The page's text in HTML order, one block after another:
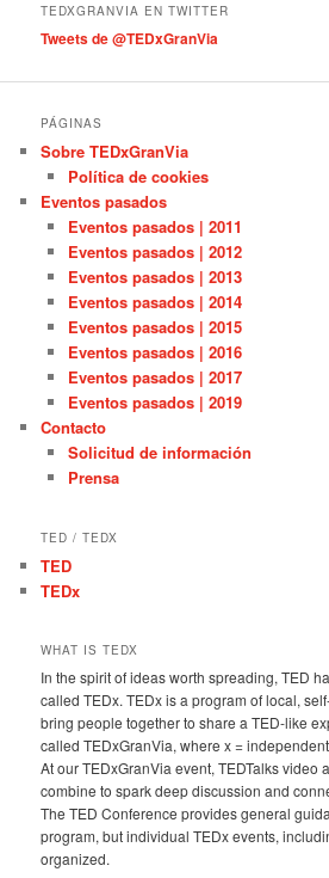
a
s
TEDXGRANVIA EN TWITTER
Tweets de @TEDxGranVia
PÁGINAS
Sobre TEDxGranVia
Política de cookies
Eventos pasados
Eventos pasados | 2011
Eventos pasados | 2012
Eventos pasados | 2013
Eventos pasados | 2014
Eventos pasados | 2015
Eventos pasados | 2016
Eventos pasados | 2017
Eventos pasados | 2019
Contacto
Solicitud de información
Prensa
TED / TEDX
TED
TEDx
WHAT IS TEDX
In the spirit of ideas worth spreading, TED
called TEDx. TEDx is a program of local,
bring people together to share a TED-like
called TEDxGranVia, where x =
At our TEDxGranVia event, TEDTalks video
combine to spark deep discussion and
The TED Conference provides general
program, but individual TEDx events,
organized.